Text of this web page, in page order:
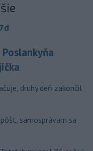
7d
Poslankyňa
druhý deň zakončil
samosprávam sa